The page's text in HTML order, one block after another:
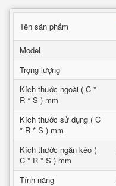
Tên sản phẩm
Model
Trọng lượng
Kích thước ngoài ( C *
R * S ) mm
Kích thước sử dụng ( C
* R * S ) mm
Kích thước ngăn kéo (
C * R * S ) mm
Tính năng